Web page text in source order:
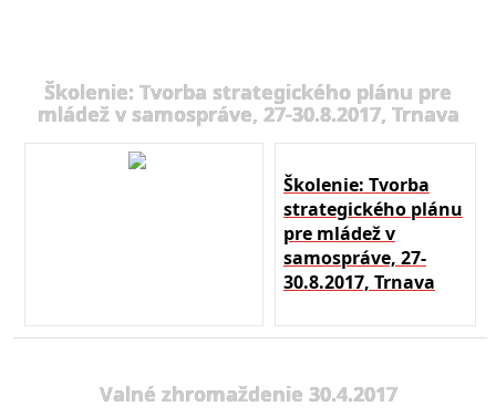
Školenie: Tvorba strategického plánu pre
mládež v samospráve, 27-30.8.2017, Trnava
Školenie: Tvorba
strategického plánu
pre mládež v
samospráve, 27-
30.8.2017, Trnava
Valné zhromaždenie 30.4.2017